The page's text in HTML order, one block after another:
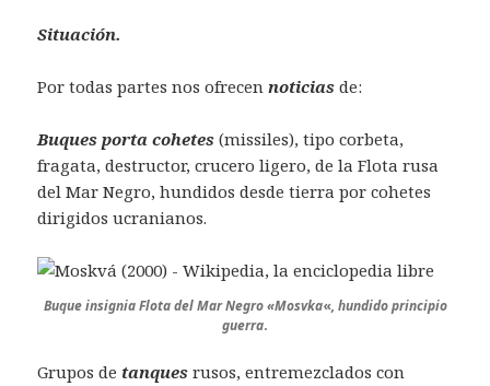
Situación.
Por todas partes nos ofrecennoticias de:
Buques porta cohetes (missiles), tipo corbeta,
fragata, destructor, crucero ligero, de la Flota rusa
del Mar Negro, hundidos desde tierra por cohetes
dirigidos ucranianos.
Buque insignia Flota del Mar Negro «Mosvka«, hundido principio
guerra.
Grupos de tanques rusos, entremezclados con